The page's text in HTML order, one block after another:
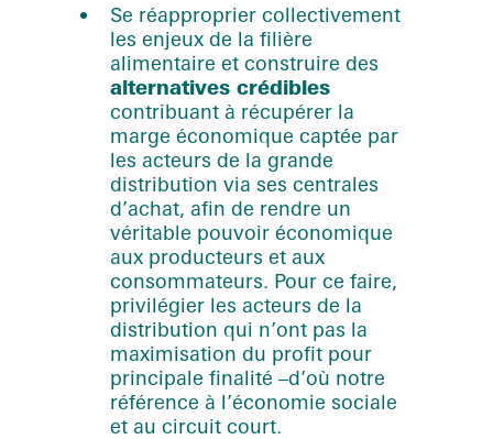
Se réapproprier collectivement
les enjeux de la filière
alimentaire et construire des
alternatives crédibles
contribuant à récupérer la
marge économique captée par
les acteurs de la grande
distribution via ses centrales
d’achat, afin de rendre un
véritable pouvoir économique
aux producteurs et aux
consommateurs. Pour ce faire,
privilégier les acteurs de la
distribution qui n’ont pas la
maximisation du profit pour
principale finalité –d’où notre
référence à l’économie sociale
et au circuit court.